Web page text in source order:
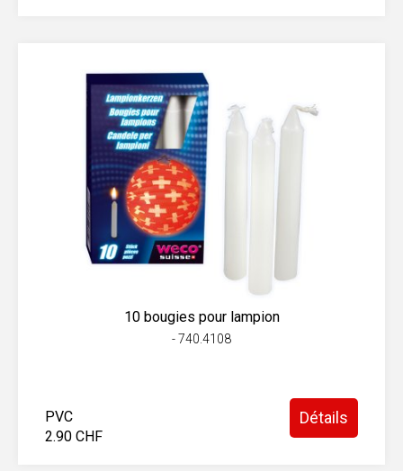
10 bougies pour lampion
- 740.4108
PVC
2.90 CHF
Détails